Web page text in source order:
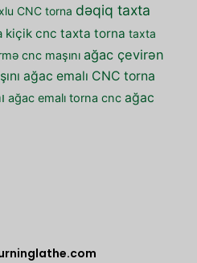
CNC torna dəqiq taxta
kiçik cnc taxta torna taxta
cnc maşını ağac çevirən
ağac emalı CNC torna
ağac emalı torna cnc ağac